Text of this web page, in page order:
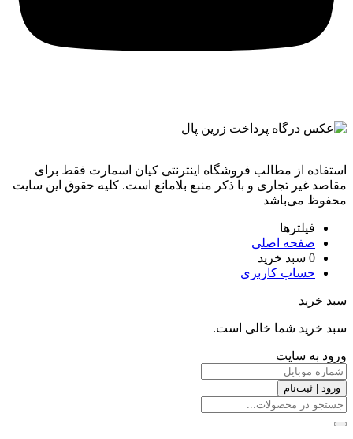
استفاده از مطالب فروشگاه اینترنتی کیان اسمارت فقط برای
مقاصد غیر تجاری و با ذکر منبع بلامانع است. کليه حقوق اين سايت
محفوظ می‌باشد
فیلترها
صفحه اصلی
0 سبد خرید
حساب کاربری
سبد خرید
سبد خرید شما خالی است.
ورود به سایت
ورود | ثبت‌نام